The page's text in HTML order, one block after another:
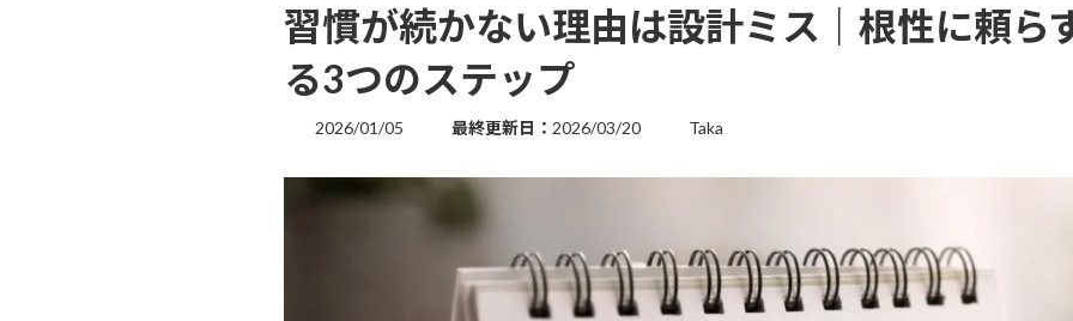
習慣が続かない理由は設計ミス｜根性に頼ら
る3つのステップ
2026/01/05
最
更
2026/03/20 Taka